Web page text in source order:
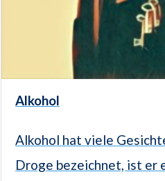
Alkohol
Alkohol hat viele
Droge bezeichnet, ist er